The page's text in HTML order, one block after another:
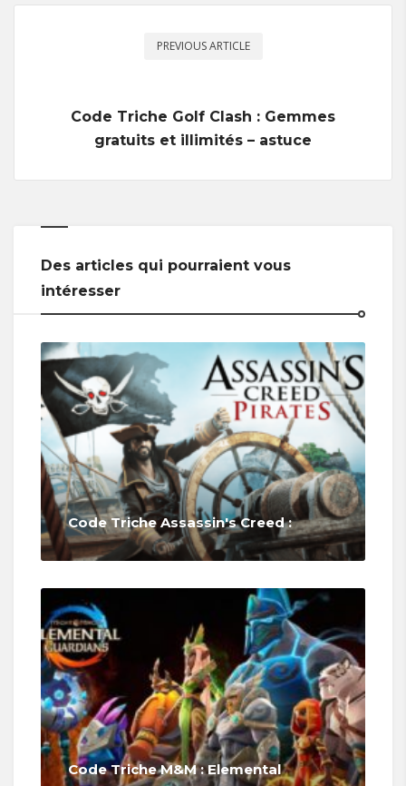
PREVIOUS ARTICLE
Code Triche Golf Clash : Gemmes
gratuits et illimités – astuce
Des articles qui pourraient vous
intéresser
Code Triche Assassin's Creed :
Code Triche M&M : Elemental